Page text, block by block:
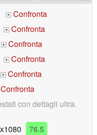
+
Confronta
+
Confronta
+
Confronta
+
Confronta
+
Confronta
Confronta
con dettagli ultra.
76.5